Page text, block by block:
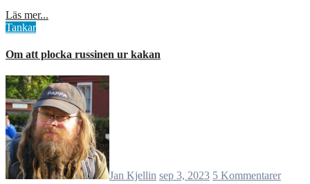
Läs mer...
Tankar
Om att plocka russinen ur kakan
Jan Kjellin sep 3, 2023 5 Kommentarer